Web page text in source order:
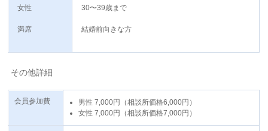
女性
満席
30〜39歳まで
結婚前向きな方
その他詳細
会員参加費
男性 7,000円（相談所価格6,000円）
女性 7,000円（相談所価格7,000円）